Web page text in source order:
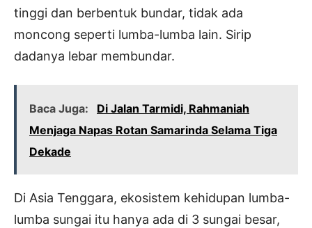
tinggi dan berbentuk bundar, tidak ada
moncong seperti lumba-lumba lain. Sirip
dadanya lebar membundar.
Baca Juga:
Di Jalan Tarmidi, Rahmaniah
Menjaga Napas Rotan Samarinda Selama Tiga
Dekade
Di Asia Tenggara, ekosistem kehidupan lumba-
lumba sungai itu hanya ada di 3 sungai besar,